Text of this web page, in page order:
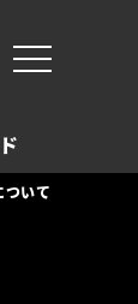
ついて